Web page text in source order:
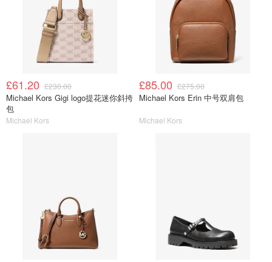
£61.20 £230.00
Michael Kors Gigi logo提花迷你斜挎
包
Michael Kors
£85.00 £275.00
Michael Kors Erin 中号双肩包
Michael Kors